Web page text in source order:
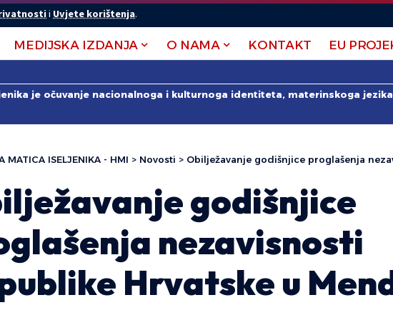
i Uvjete korištenja.
MEDIJSKA IZDANJA O NAMA KONTAKT EU
je očuvanje nacionalnoga i kulturnoga identiteta, materinskoga
MATICA ISELJENIKA - HMI > Novosti > Obilježavanje godišnjice proglašenja nezavisnosti
godišnjice
nezavisnosti
Hrvatske u